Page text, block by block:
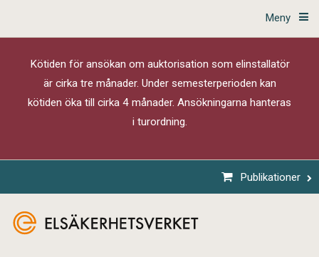
Meny
Kötiden för ansökan om auktorisation som elinstallatör
är cirka tre månader. Under semesterperioden kan
kötiden öka till cirka 4 månader. Ansökningarna hanteras
i turordning.
Publikationer